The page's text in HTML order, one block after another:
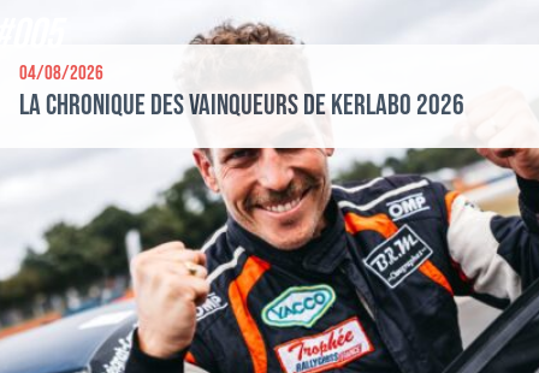
04/08/2026
La chronique des vainqueurs de Kerlabo 2026